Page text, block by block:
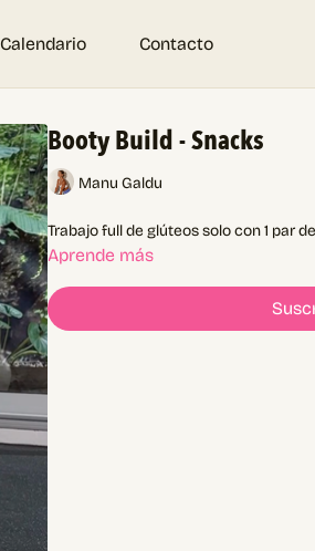
Calendario Contacto
Booty Build - Snacks
Manu Galdu
Trabajo full de glúteos solo con 1 par
Aprende más